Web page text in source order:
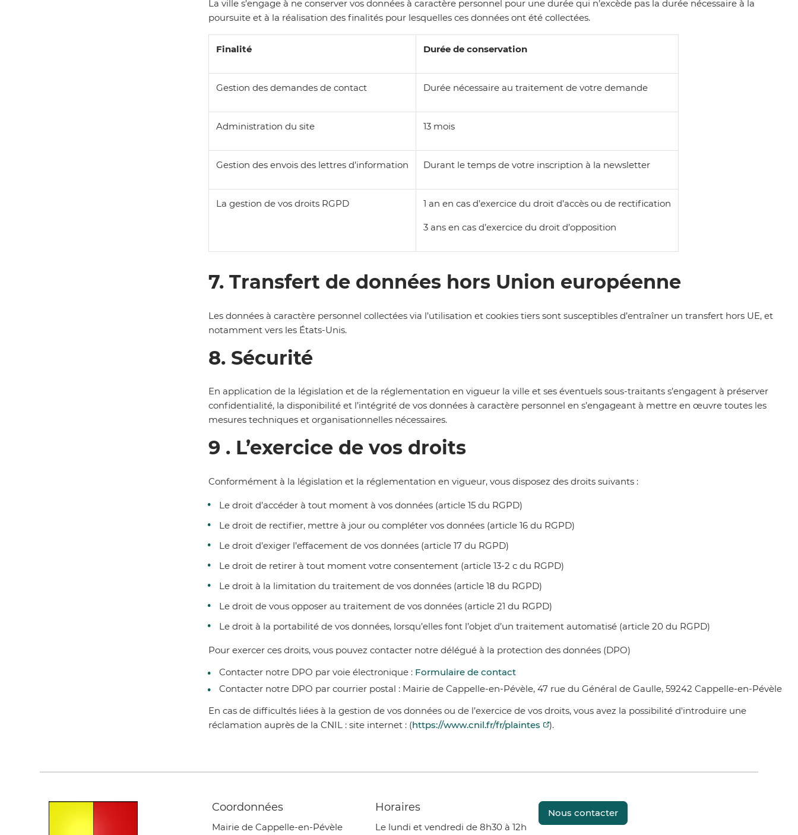
La ville s’engage à ne conserver vos données à caractère personnel pour une durée qui n’excède pas la durée nécessaire à la
poursuite et à la réalisation des finalités pour lesquelles ces données ont été collectées.
Finalité Durée de conservation
Gestion des demandes de contact Durée nécessaire au traitement de votre demande
Administration du site 13 mois
Gestion des envois des lettres d’information Durant le temps de votre inscription à la newsletter
La gestion de vos droits RGPD 1 an en cas d’exercice du droit d’accès ou de rectification
3 ans en cas d’exercice du droit d’opposition
7. Transfert de données hors Union européenne
Les données à caractère personnel collectées via l’utilisation et cookies tiers sont susceptibles d’entraîner un transfert hors UE, et
notamment vers les États-Unis.
8. Sécurité
En application de la législation et de la réglementation en vigueur la ville et ses éventuels sous-traitants s’engagent à préserver
confidentialité, la disponibilité et l’intégrité de vos données à caractère personnel en s’engageant à mettre en œuvre toutes les
mesures techniques et organisationnelles nécessaires.
9 . L’exercice de vos droits
Conformément à la législation et la réglementation en vigueur, vous disposez des droits suivants :
Le droit d’accéder à tout moment à vos données (article 15 du RGPD)
Le droit de rectifier, mettre à jour ou compléter vos données (article 16 du RGPD)
Le droit d’exiger l’effacement de vos données (article 17 du RGPD)
Le droit de retirer à tout moment votre consentement (article 13-2 c du RGPD)
Le droit à la limitation du traitement de vos données (article 18 du RGPD)
Le droit de vous opposer au traitement de vos données (article 21 du RGPD)
Le droit à la portabilité de vos données, lorsqu’elles font l’objet d’un traitement automatisé (article 20 du RGPD)
Pour exercer ces droits, vous pouvez contacter notre délégué à la protection des données (DPO)
Contacter notre DPO par voie électronique : Formulaire de contact
Contacter notre DPO par courrier postal : Mairie de Cappelle-en-Pévèle, 47 rue du Général de Gaulle, 59242 Cappelle-en-Pévèle
En cas de difficultés liées à la gestion de vos données ou de l’exercice de vos droits, vous avez la possibilité d'introduire une
réclamation auprès de la CNIL : site internet : (https://www.cnil.fr/fr/plaintes ).
Coordonnées
Mairie de Cappelle-en-Pévèle
Horaires
Le lundi et vendredi de 8h30 à 12h
Nous contacter